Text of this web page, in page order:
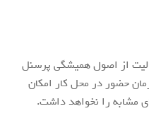
از اصول همیشگی پرسنل
حضور در محل کار امکان
مشابه را نخواهد داشت.